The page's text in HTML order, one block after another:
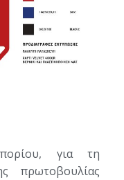
για τη
πρωτοβουλίας